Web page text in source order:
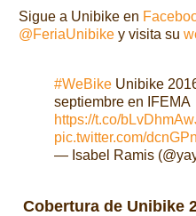
Sigue a Unibike en
@FeriaUnibike y visita su
#WeBike Unibike
septiembre en IFEMA
https://t.co/
pic.twitter.com/
— Isabel Ramis
Cobertura de Unibike